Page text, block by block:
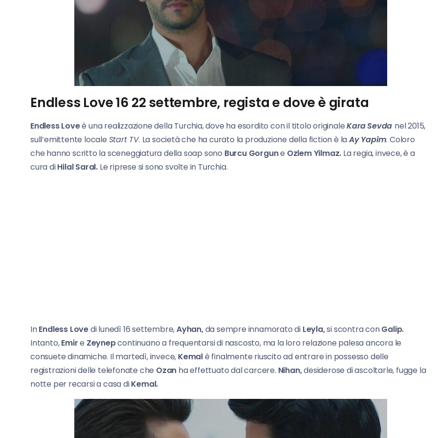
Endless Love 16 22 settembre, regista e dove è girata
Endless Loveè una realizzazione della Turchia, dove ha esordito con il titolo originaleKara Sevda nel 2015,
sull’emittente locale Start TV. La società che ha curato la produzione della fiction è laAy Yapim. Coloro
che hanno scritto la sceneggiatura della soap sono Burcu Gorgune Ozlem Yilmaz. La regia, invece, è a
cura diHilal Saral. Le riprese si sono svolte in Turchia.
InEndless Lovedi lunedì 16 settembre,Ayhan,da sempre innamorato di Leyla,si scontra conGalip.
Intanto,Emire Zeynepcontinuano a frequentarsi di nascosto, ma la loro relazione palesa ancora le
consuete dinamiche. Il martedì, invece, Kemalè finalmente riuscito ad entrare in possesso delle
registrazioni delle telefonate che Ozan ha effettuato dal carcere. Nihan,desiderose di ascoltarle, fugge la
notte per recarsi a casa diKemal.